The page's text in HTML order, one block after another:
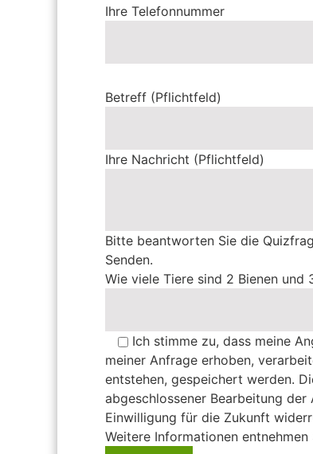
Ihre Telefonnummer
Betreff (Pflichtfeld)
Ihre Nachricht (Pflichtfeld)
Bitte beantworten Sie die
Senden.
Wie viele Tiere sind 2 Bienen und
Ich stimme zu, dass meine
meiner Anfrage erhoben,
entstehen, gespeichert werden.
abgeschlossener Bearbeitung
Einwilligung für die Zukunft
Weitere Informationen entnehmen